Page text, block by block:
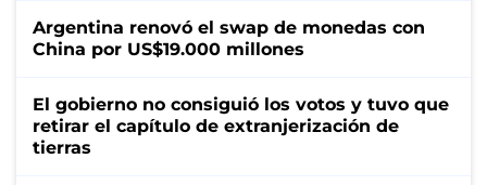
Argentina renovó el swap de monedas con
China por US$19.000 millones
El gobierno no consiguió los votos y tuvo que
retirar el capítulo de extranjerización de
tierras